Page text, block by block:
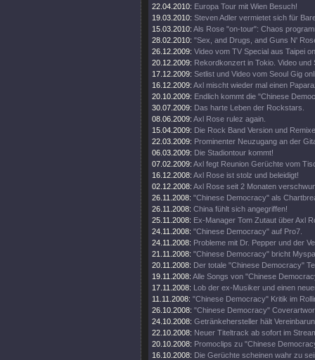
22.04.2010: Europa Tour mit Wien Besuch!
19.03.2010: Steven Adler vermietet sich für
15.03.2010: Als Rose "on-tour": Chaos
28.02.2010: "Sex, and Drugs, and Guns N'
26.12.2009: Video vom TV Special aus Taipei
20.12.2009: Rekordkonzert in Tokio. Video und
17.12.2009: Setlist und Video vom Seoul Gig
16.12.2009: Axl mischt wieder mal einen
20.10.2009: Endlich kommt die "Chinese
30.07.2009: Das harte Leben der Rockstars.
08.06.2009: Axl Rose rulez again.
15.04.2009: Die Rock Band Version und
22.03.2009: Prominenter Neuzugang an der
06.03.2009: Die Stadiontour kommt!
07.02.2009: Axl fegt Reunion Gerüchte vom
16.12.2008: Axl Rose ist stolz und beleidigt!
02.12.2008: Axl Rose seit 2 Monaten
26.11.2008: "Chinese Democracy" als
26.11.2008: China fühlt sich angegriffen!
25.11.2008: Ex-Manager Tom Zutaut über Axl
24.11.2008: "Chinese Democracy" auf Pro7.
24.11.2008: Probleme mit Dr. Pepper und der
21.11.2008: "Chinese Democracy" bricht
20.11.2008: Der totale "Chinese Democracy"
19.11.2008: Alle Songs von "Chinese
17.11.2008: Lob der ex-Musiker und einen
11.11.2008: "Chinese Democracy" Kritik im
26.10.2008: "Chinese Democracy"
24.10.2008: Getränkehersteller hält
22.10.2008: Neuer Titeltrack ab sofort im
20.10.2008: Promoclips zu "Chinese
16.10.2008: Die Gerüchte scheinen wahr zu